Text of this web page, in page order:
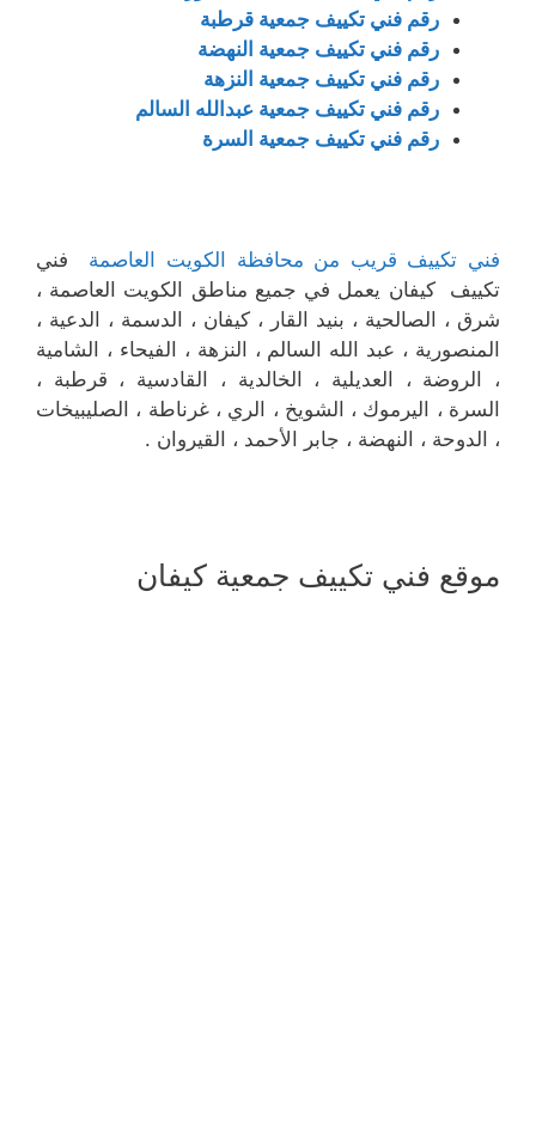
رقم فني تكييف جمعية قرطبة
رقم فني تكييف جمعية النهضة
رقم فني تكييف جمعية النزهة
رقم فني تكييف جمعية عبدالله السالم
رقم فني تكييف جمعية السرة
فني تكييف قريب من محافظة الكويت العاصمة
فني
تكييف كيفان يعمل في جميع مناطق الكويت العاصمة ،
شرق ، الصالحية ، بنيد القار ، كيفان ، الدسمة ، الدعية ،
المنصورية ، عبد الله السالم ، النزهة ، الفيحاء ، الشامية
، الروضة ، العديلية ، الخالدية ، القادسية ، قرطبة ،
السرة ، اليرموك ، الشويخ ، الري ، غرناطة ، الصليبيخات
، الدوحة ، النهضة ، جابر الأحمد ، القيروان .
موقع فني تكييف جمعية كيفان